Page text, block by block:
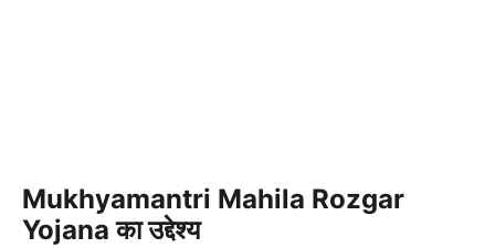
Mukhyamantri Mahila Rozgar
Yojana का उद्देश्य